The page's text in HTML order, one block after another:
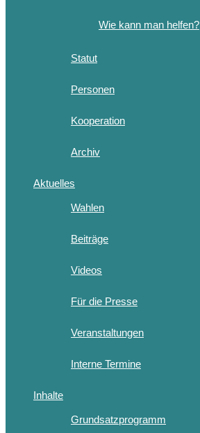
Wie kann man helfen?
Statut
Personen
Kooperation
Archiv
Aktuelles
Wahlen
Beiträge
Videos
Für die Presse
Veranstaltungen
Interne Termine
Inhalte
Grundsatzprogramm